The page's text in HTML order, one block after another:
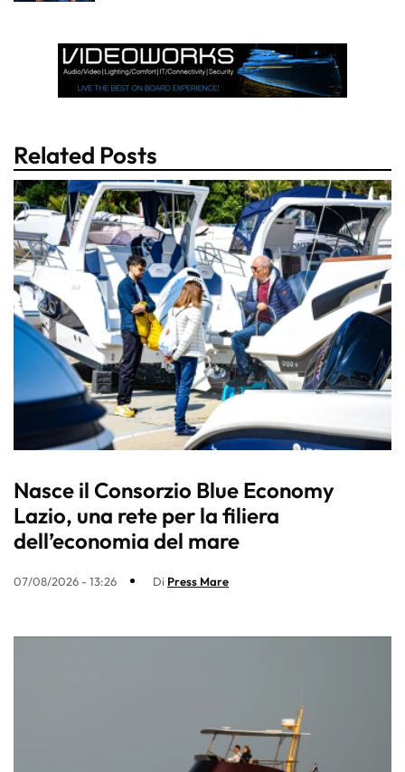
Related Posts
Nasce il Consorzio Blue Economy
Lazio, una rete per la filiera
dell’economia del mare
07/08/2026 - 13:26 Di Press Mare